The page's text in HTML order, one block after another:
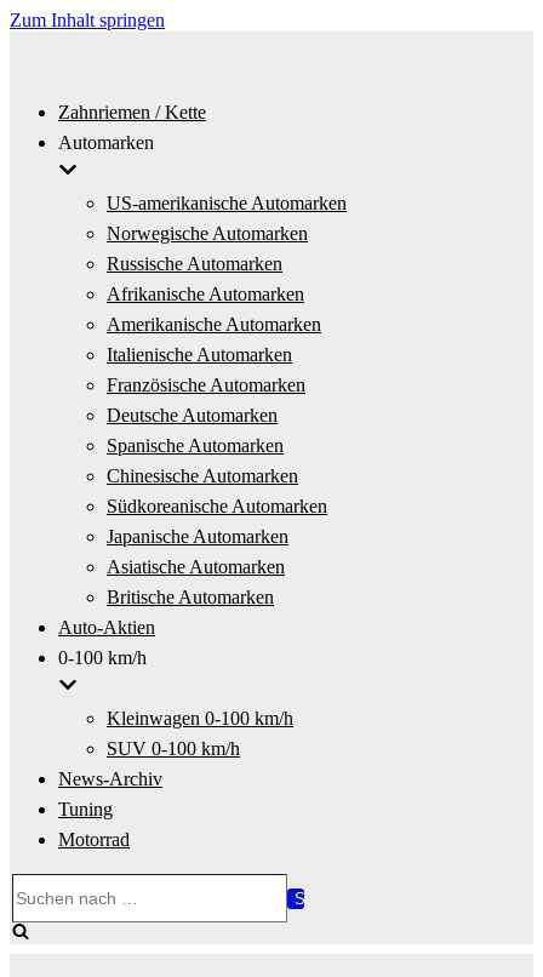
Zum Inhalt springen
Zahnriemen / Kette
Automarken
US-amerikanische Automarken
Norwegische Automarken
Russische Automarken
Afrikanische Automarken
Amerikanische Automarken
Italienische Automarken
Französische Automarken
Deutsche Automarken
Spanische Automarken
Chinesische Automarken
Südkoreanische Automarken
Japanische Automarken
Asiatische Automarken
Britische Automarken
Auto-Aktien
0-100 km/h
Kleinwagen 0-100 km/h
SUV 0-100 km/h
News-Archiv
Tuning
Motorrad
nach …